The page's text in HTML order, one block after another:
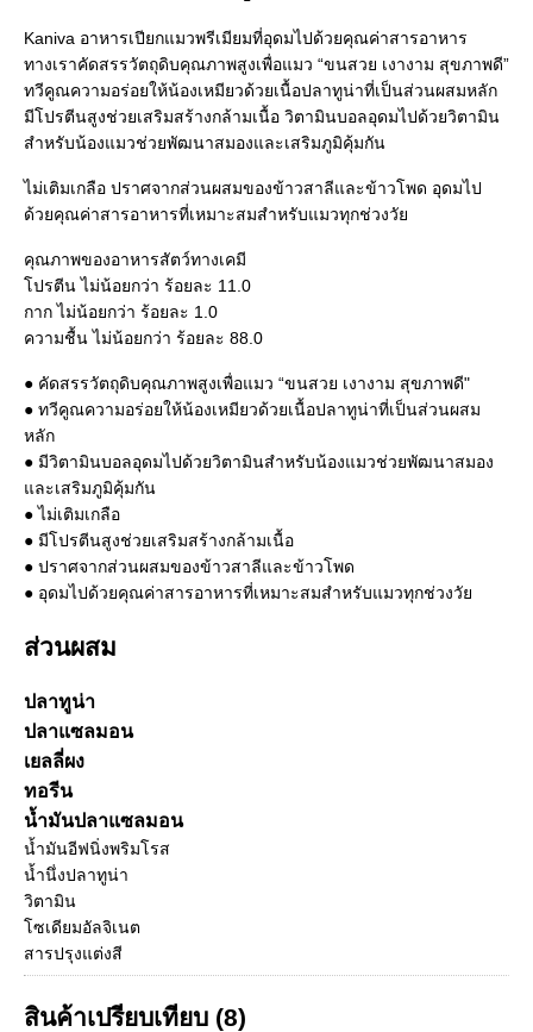
Kaniva อาหารเปียกแมวพรีเมียมที่อุดมไปด้วยคุณค่าสารอาหาร
ทางเราคัดสรรวัตถุดิบคุณภาพสูงเพื่อแมว “ขนสวย เงางาม สุขภาพดี”
ทวีคูณความอร่อยให้น้องเหมียวด้วยเนื้อปลาทูน่าที่เป็นส่วนผสมหลัก
มีโปรตีนสูงช่วยเสริมสร้างกล้ามเนื้อ วิตามินบอลอุดมไปด้วยวิตามิน
สำหรับน้องแมวช่วยพัฒนาสมองและเสริมภูมิคุ้มกัน
ไม่เติมเกลือ ปราศจากส่วนผสมของข้าวสาลีและข้าวโพด อุดมไป
ด้วยคุณค่าสารอาหารที่เหมาะสมสำหรับแมวทุกช่วงวัย
คุณภาพของอาหารสัตว์ทางเคมี
โปรตีน ไม่น้อยกว่า ร้อยละ 11.0
กาก ไม่น้อยกว่า ร้อยละ 1.0
ความชื้น ไม่น้อยกว่า ร้อยละ 88.0
● คัดสรรวัตถุดิบคุณภาพสูงเพื่อแมว “ขนสวย เงางาม สุขภาพดี"
● ทวีคูณความอร่อยให้น้องเหมียวด้วยเนื้อปลาทูน่าที่เป็นส่วนผสม
หลัก
● มีวิตามินบอลอุดมไปด้วยวิตามินสำหรับน้องแมวช่วยพัฒนาสมอง
และเสริมภูมิคุ้มกัน
● ไม่เติมเกลือ
● มีโปรตีนสูงช่วยเสริมสร้างกล้ามเนื้อ
● ปราศจากส่วนผสมของข้าวสาลีและข้าวโพด
● อุดมไปด้วยคุณค่าสารอาหารที่เหมาะสมสำหรับแมวทุกช่วงวัย
ส่วนผสม
ปลาทูน่า
ปลาแซลมอน
เยลลี่ผง
ทอรีน
น้ำมันปลาแซลมอน
น้ำมันอีฟนิ่งพริมโรส
น้ำนึ่งปลาทูน่า
วิตามิน
โซเดียมอัลจิเนต
สารปรุงแต่งสี
สินค้าเปรียบเทียบ (8)